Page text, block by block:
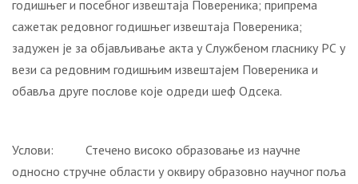
годишњег и посебног извештаја Повереника; припрема
сажетак редовног годишњег извештаја Повереника;
задужен је за објављивање акта у Службеном гласнику РС у
вези са редовним годишњим извештајем Повереника и
обавља друге послове које одреди шеф Одсека.
Услови: Стечено високо образовање из научне
односно стручне области у оквиру образовно научног поља